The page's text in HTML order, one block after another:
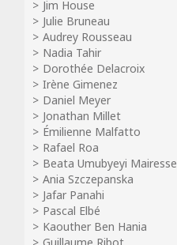
Jim House
Julie Bruneau
Audrey Rousseau
Nadia Tahir
Dorothée Delacroix
Irène Gimenez
Daniel Meyer
Jonathan Millet
Émilienne Malfatto
Rafael Roa
Beata Umubyeyi Mairesse
Ania Szczepanska
Jafar Panahi
Pascal Elbé
Kaouther Ben Hania